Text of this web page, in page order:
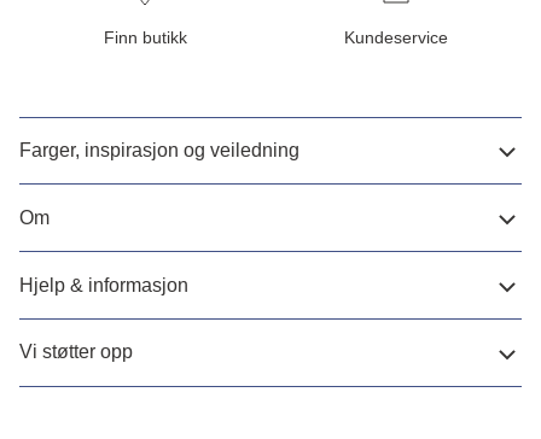
Finn butikk Kundeservice
Farger, inspirasjon og veiledning
Om
Hjelp & informasjon
Vi støtter opp